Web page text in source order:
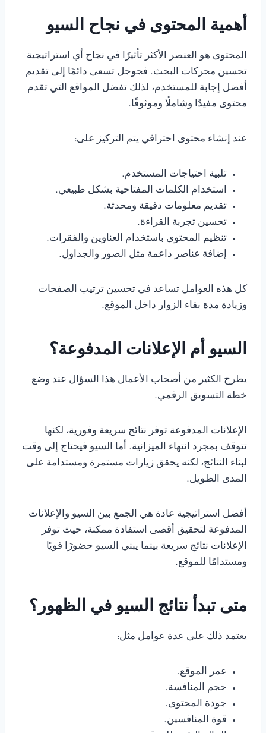
أهمية المحتوى في نجاح السيو
المحتوى هو العنصر الأكثر تأثيرًا في نجاح أي استراتيجية
تحسين محركات البحث. فجوجل تسعى دائمًا إلى تقديم
أفضل إجابة للمستخدم، لذلك تفضل المواقع التي تقدم
محتوى مفيدًا وشاملًا وموثوقًا.
عند إنشاء محتوى احترافي يتم التركيز على:
تلبية احتياجات المستخدم.
استخدام الكلمات المفتاحية بشكل طبيعي.
تقديم معلومات دقيقة ومحدثة.
تحسين تجربة القراءة.
تنظيم المحتوى باستخدام العناوين والفقرات.
إضافة عناصر داعمة مثل الصور والجداول.
كل هذه العوامل تساعد في تحسين ترتيب الصفحات
وزيادة مدة بقاء الزوار داخل الموقع.
السيو أم الإعلانات المدفوعة؟
يطرح الكثير من أصحاب الأعمال هذا السؤال عند وضع
خطة التسويق الرقمي.
الإعلانات المدفوعة توفر نتائج سريعة وفورية، لكنها
تتوقف بمجرد انتهاء الميزانية. أما السيو فيحتاج إلى وقت
لبناء النتائج، لكنه يحقق زيارات مستمرة ومستدامة على
المدى الطويل.
أفضل استراتيجية عادة هي الجمع بين السيو والإعلانات
المدفوعة لتحقيق أقصى استفادة ممكنة، حيث توفر
الإعلانات نتائج سريعة بينما يبني السيو حضورًا قويًا
ومستدامًا للموقع.
متى تبدأ نتائج السيو في الظهور؟
يعتمد ذلك على عدة عوامل مثل:
عمر الموقع.
حجم المنافسة.
جودة المحتوى.
قوة المنافسين.